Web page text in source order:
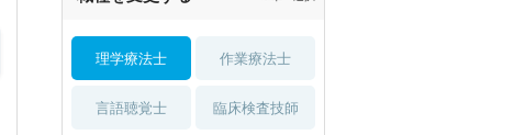
理学療法士 作業療法士
言語聴覚士 臨床検査技師